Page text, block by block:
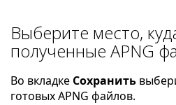
Выберите место,
полученные APNG
Во вкладке Сохранить
готовых APNG файлов.